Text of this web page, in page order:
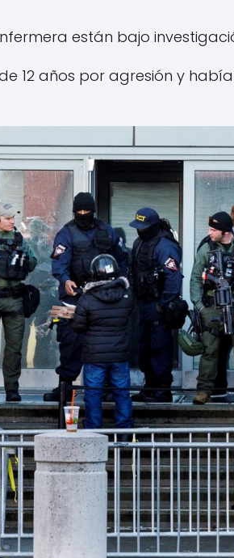
están bajo
12 años por agresión y